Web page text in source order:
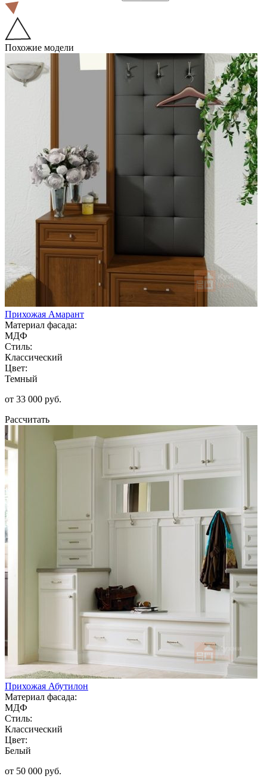
Похожие модели
Прихожая Амарант
Материал фасада:
МДФ
Стиль:
Классический
Цвет:
Темный
от 33 000 руб.
Рассчитать
Прихожая Абутилон
Материал фасада:
МДФ
Стиль:
Классический
Цвет:
Белый
от 50 000 руб.